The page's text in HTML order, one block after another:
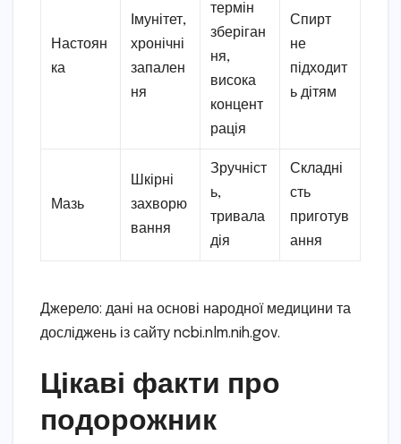
Настоян
ка
Імунітет,
хронічні
запален
ня
термін
зберіган
ня,
висока
концент
рація
Спирт
не
підходит
ь дітям
Мазь
Шкірні
захворю
вання
Зручніст
ь,
тривала
дія
Складні
сть
приготув
ання
Джерело: дані на основі народної медицини та
досліджень із сайту ncbi.nlm.nih.gov.
Цікаві факти про
подорожник